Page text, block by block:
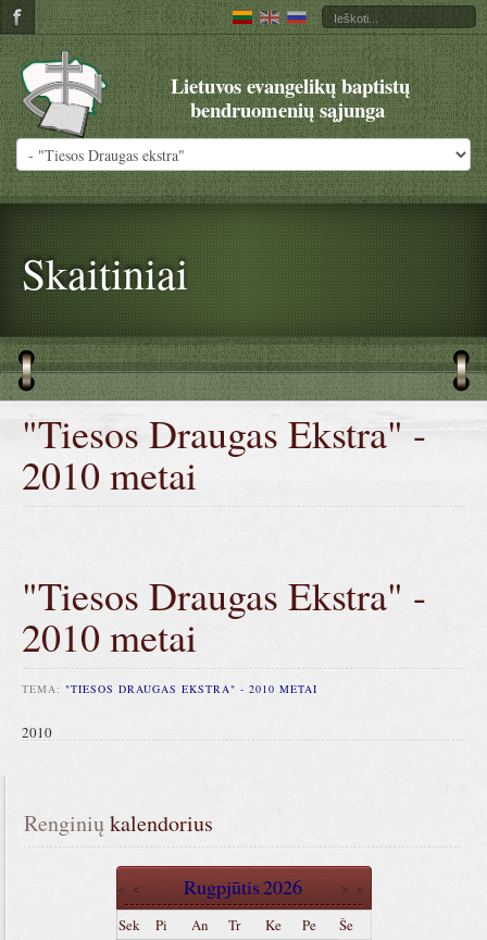
Lietuvos evangelikų baptistų
bendruomenių sąjunga
Skaitiniai
"Tiesos Draugas Ekstra" -
2010 metai
"Tiesos Draugas Ekstra" -
2010 metai
TEMA: "TIESOS DRAUGAS EKSTRA" - 2010 METAI
2010
Renginių kalendorius
« < Rugpjūtis2026 > »
Sek
Pi An Tr Ke Pe
Še